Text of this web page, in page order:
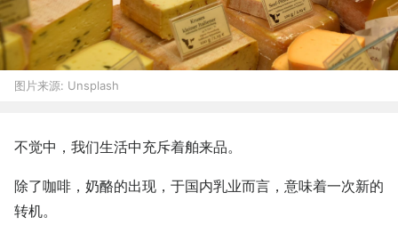
图片来源: Unsplash
不觉中，我们生活中充斥着舶来品。
除了咖啡，奶酪的出现，于国内乳业而言，意味着一次新的
转机。